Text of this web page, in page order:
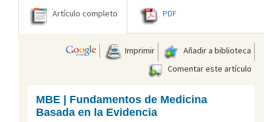
Artículo completo PDF
Imprimir
Añadir a biblioteca
Comentar este artículo
MBE | Fundamentos de Medicina
Basada en la Evidencia